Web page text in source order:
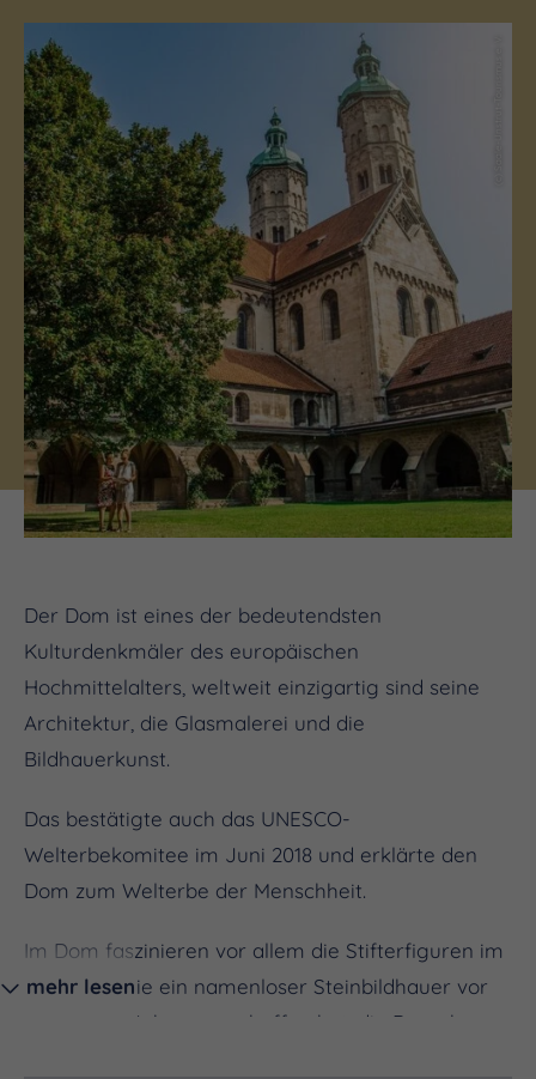
Der Dom ist eines der bedeutendsten
Kulturdenkmäler des europäischen
Hochmittelalters, weltweit einzigartig sind seine
Architektur, die Glasmalerei und die
Bildhauerkunst.
Das bestätigte auch das UNESCO-
Welterbekomitee im Juni 2018 und erklärte den
Dom zum Welterbe der Menschheit.
Im Dom faszinieren vor allem die Stifterfiguren im
Westchor, die ein namenloser Steinbildhauer vor
knapp 800 Jahren geschaffen hat, die Besucher.
mehr lesen